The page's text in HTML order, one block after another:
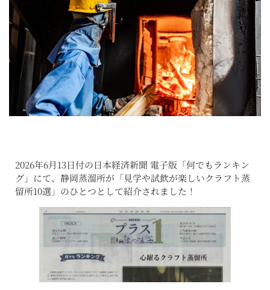
2026年6月13日付の日本経済新聞 電子版「何でもランキン
グ」にて、静岡蒸溜所が「見学や試飲が楽しいクラフト蒸
留所10選」のひとつとして紹介されました！